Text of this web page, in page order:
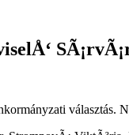
választás.